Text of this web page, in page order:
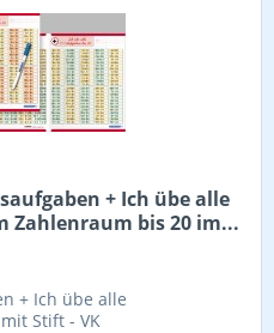
+ Ich übe alle
Zahlenraum bis 20 im...
+ Ich übe alle
Stift - VK